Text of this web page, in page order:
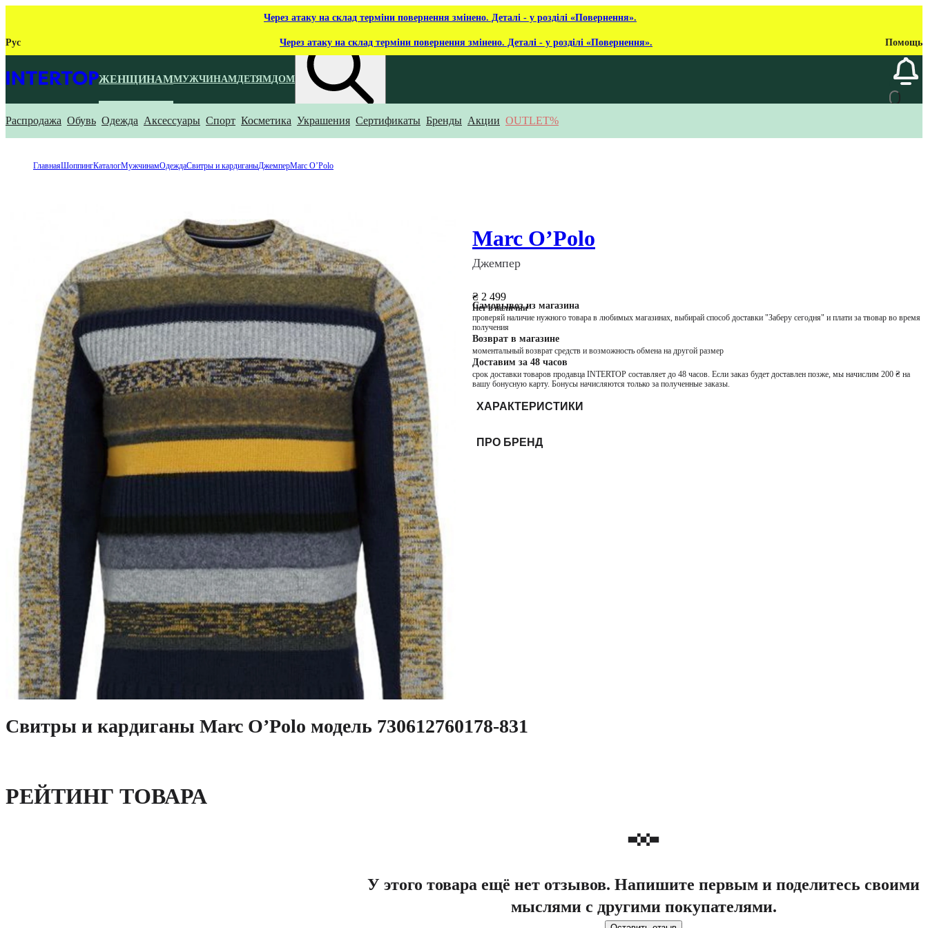
Через атаку на склад терміни повернення змінено. Деталі - у розділі «Повернення».
Рус Через атаку на склад терміни повернення змінено. Деталі - у розділі «Повернення». Помощь
ЖЕНЩИНАММУЖЧИНАМДЕТЯМДОМ
Что ты ищешь?
Распродажа Обувь Одежда Аксессуары Спорт Косметика Украшения Сертификаты Бренды Акции OUTLET%
ГлавнаяШоппингКаталогМужчинамОдеждаСвитры и кардиганыДжемперMarc O’Polo
Marc O’Polo
Джемпер
₴ 2 499
Нет в наличии
Самовывоз из магазина
проверяй наличие нужного товара в любимых магазинах, выбирай способ доставки "Заберу сегодня" и плати за твовар во время
получения
Возврат в магазине
моментальный возврат средств и возможность обмена на другой размер
Доставим за 48 часов
срок доставки товаров продавца INTERTOP составляет до 48 часов. Если заказ будет доставлен позже, мы начислим 200 ₴ на
вашу бонусную карту. Бонусы начисляются только за полученные заказы.
ХАРАКТЕРИСТИКИ
ПРО БРЕНД
Свитры и кардиганы Marc O’Polo модель 730612760178-831
РЕЙТИНГ ТОВАРА
У этого товара ещё нет отзывов. Напишите первым и поделитесь своими
мыслями с другими покупателями.